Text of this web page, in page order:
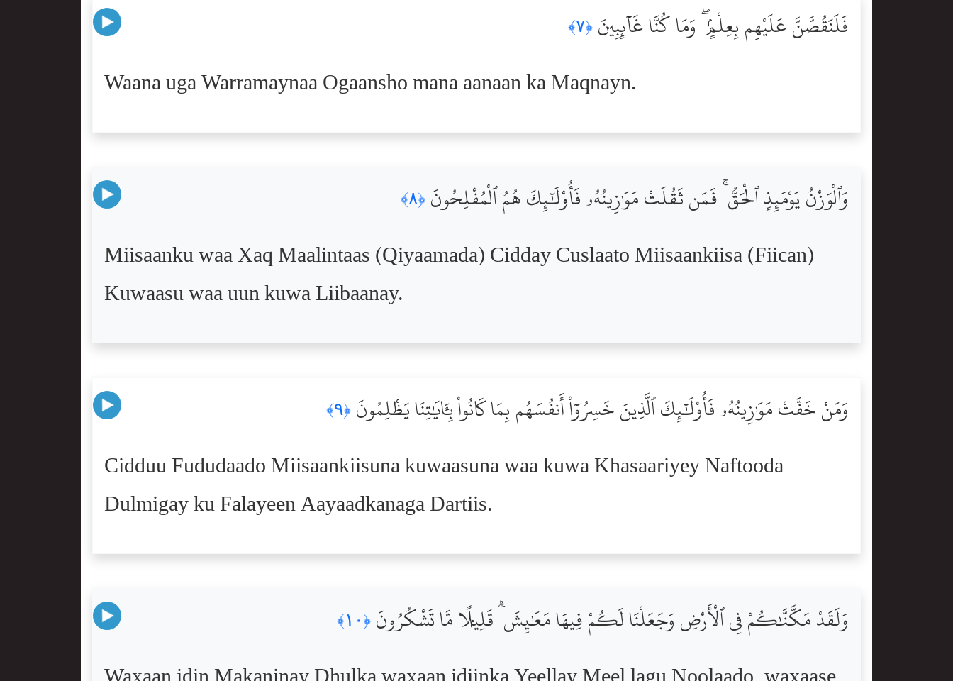
فَلَنَقُصَّنَّ عَلَيْهِم بِعِلْمٍۢ ۖ وَمَا كُنَّا غَآئِبِينَ ﴿٧﴾
Waana uga Warramaynaa Ogaansho mana aanaan ka Maqnayn.
وَٱلْوَزْنُ يَوْمَئِذٍ ٱلْحَقُّ ۚ فَمَن ثَقُلَتْ مَوَٰزِينُهُۥ فَأُوْلَٰٓئِكَ هُمُ ٱلْمُفْلِحُونَ ﴿٨﴾
Miisaanku waa Xaq Maalintaas (Qiyaamada) Cidday Cuslaato Miisaankiisa (Fiican)
Kuwaasu waa uun kuwa Liibaanay.
وَمَنْ خَفَّتْ مَوَٰزِينُهُۥ فَأُوْلَٰٓئِكَ ٱلَّذِينَ خَسِرُوٓاْ أَنفُسَهُم بِمَا كَانُواْ بِـَٔايَٰتِنَا يَظْلِمُونَ ﴿٩﴾
Cidduu Fududaado Miisaankiisuna kuwaasuna waa kuwa Khasaariyey Naftooda
Dulmigay ku Falayeen Aayaadkanaga Dartiis.
وَلَقَدْ مَكَّنَّٰكُمْ فِى ٱلْأَرْضِ وَجَعَلْنَا لَكُمْ فِيهَا مَعَٰيِشَ ۗ قَلِيلًۭا مَّا تَشْكُرُونَ ﴿١٠﴾